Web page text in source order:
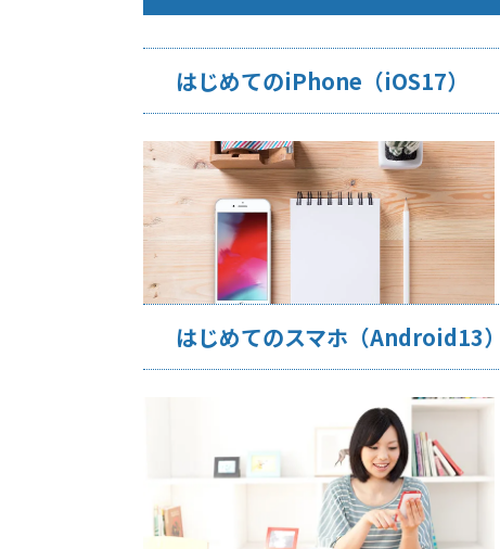
はじめてのiPhone（iOS17）
はじめてのスマホ（Android13）